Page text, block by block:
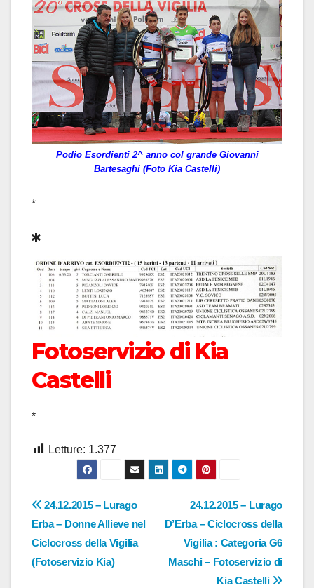
Podio Esordienti 2^ anno col grande Giovanni
Bartesaghi (Foto Kia Castelli)
*
*
Fotoservizio di Kia
Castelli
*
Letture: 1.377
Navigazione
articoli
24.12.2015 – Lurago
D’Erba – Ciclocross della
Vigilia : Categoria G6
Maschi – Fotoservizio di
Kia Castelli
24.12.2015 – Lurago
Erba – Donne Allieve nel
Ciclocross della Vigilia
(Fotoservizio Kia)